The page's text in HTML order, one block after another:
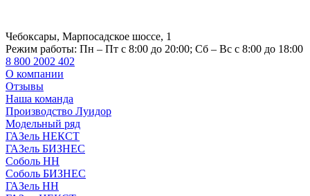
Чебоксары, Марпосадское шоссе, 1
Режим работы: Пн – Пт с 8:00 до 20:00; Сб – Вс с 8:00 до 18:00
8 800 2002 402
О компании
Отзывы
Наша команда
Производство Луидор
Модельный ряд
ГАЗель НЕКСТ
ГАЗель БИЗНЕС
Соболь НН
Соболь БИЗНЕС
ГАЗель НН